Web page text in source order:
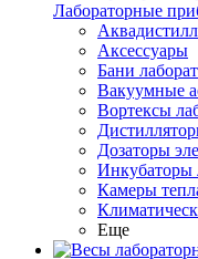
Лабораторные
Аксессуары
Бани
Вакуумные
Вортексы
Дозаторы
Инкубаторы
Камеры
Еще